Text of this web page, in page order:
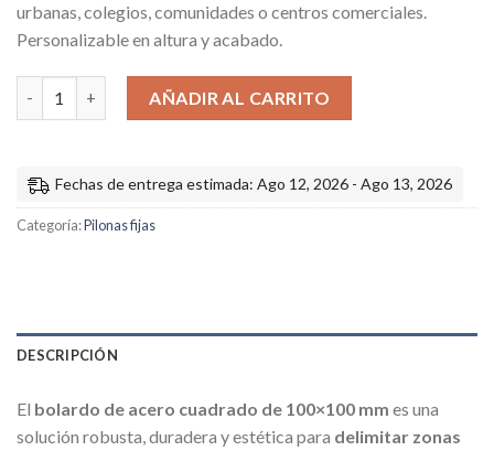
urbanas, colegios, comunidades o centros comerciales.
Personalizable en altura y acabado.
Bolardo de acero cuadrado 100x100 mm pintado al horno –
AÑADIR AL CARRITO
Fechas de entrega estimada: Ago 12, 2026 - Ago 13, 2026
Categoría:Pilonas fijas
DESCRIPCIÓN
El bolardo de acero cuadrado de 100×100 mm es una
solución robusta, duradera y estética para delimitar zonas